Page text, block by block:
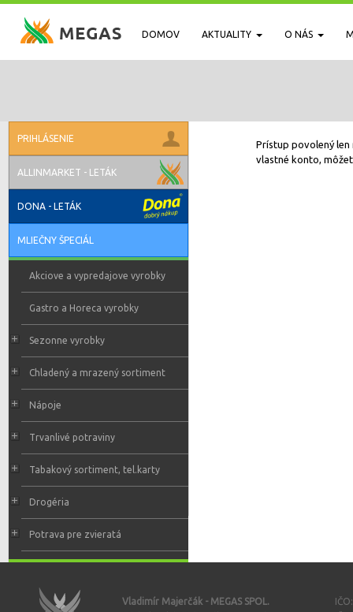
DOMOV AKTUALITY O NÁS
PRIHLÁSENIE
ALLINMARKET - LETÁK
DONA - LETÁK
MLIEČNY ŠPECIÁL
Akciove a vypredajove vyrobky
Gastro a Horeca vyrobky
Sezonne vyrobky
Chladený a mrazený sortiment
Nápoje
Trvanlivé potraviny
Tabakový sortiment, tel.karty
Drogéria
Potrava pre zvieratá
Prístup povolený len
vlastné konto,
Vladimír Majerčák - MEGAS SPOL.